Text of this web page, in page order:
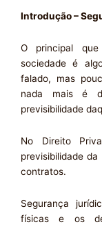
Introdução –
O principal
sociedade é
falado, mas
nada mais é
previsibilidade
No Direito
previsibilidade
contratos.
Segurança
físicas e os